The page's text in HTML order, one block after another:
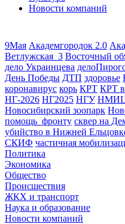
Новости компаний
9Мая Академгородок 2.0
Ветлужская_3 Восточный
дело Украинцева
День Победы ДТП здоровье
коронавирус корь КРТ КРТ
НГ-2026 НГ2025 НГУ НМИЦ
Новосибирский зоопарк
помощь_фронту сквер на
убийство в Нижней
СКИФ частичная
Политика
Экономика
Общество
Происшествия
ЖКХ и транспорт
Наука и образование
Новости компаний